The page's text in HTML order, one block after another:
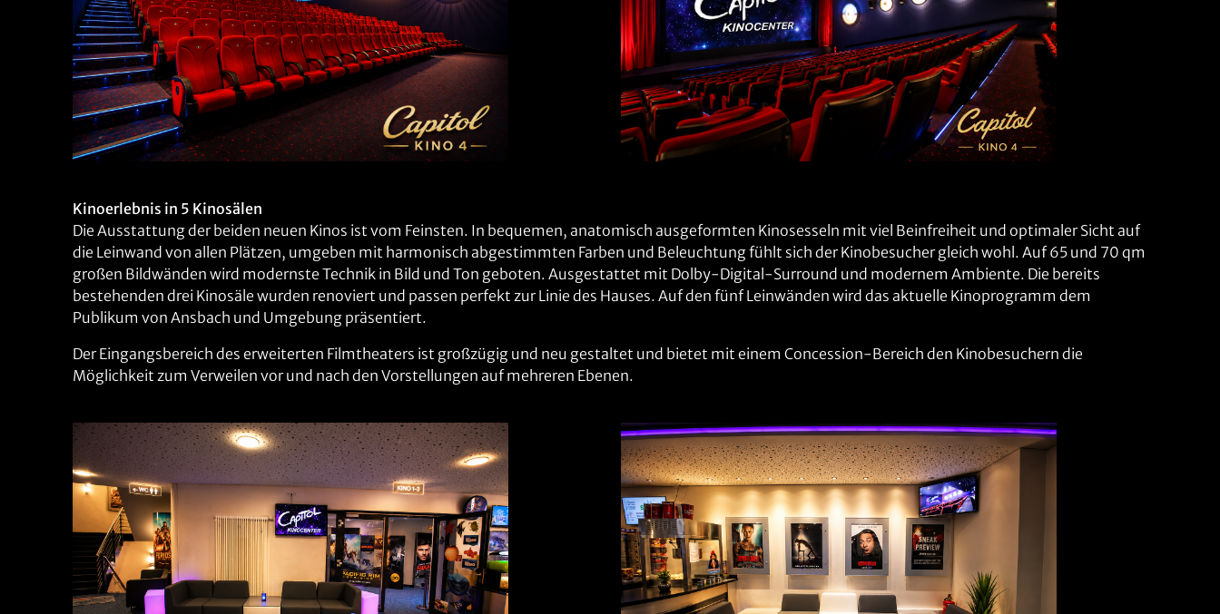
Kinoerlebnis in 5 Kinosälen
Die Ausstattung der beiden neuen Kinos ist vom Feinsten. In bequemen, anatomisch ausgeformten Kinosesseln mit viel Beinfreiheit und optimaler Sicht auf
die Leinwand von allen Plätzen, umgeben mit harmonisch abgestimmten Farben und Beleuchtung fühlt sich der Kinobesucher gleich wohl. Auf 65 und 70 qm
großen Bildwänden wird modernste Technik in Bild und Ton geboten. Ausgestattet mit Dolby-Digital-Surround und modernem Ambiente. Die bereits
bestehenden drei Kinosäle wurden renoviert und passen perfekt zur Linie des Hauses. Auf den fünf Leinwänden wird das aktuelle Kinoprogramm dem
Publikum von Ansbach und Umgebung präsentiert.
Der Eingangsbereich des erweiterten Filmtheaters ist großzügig und neu gestaltet und bietet mit einem Concession-Bereich den Kinobesuchern die
Möglichkeit zum Verweilen vor und nach den Vorstellungen auf mehreren Ebenen.